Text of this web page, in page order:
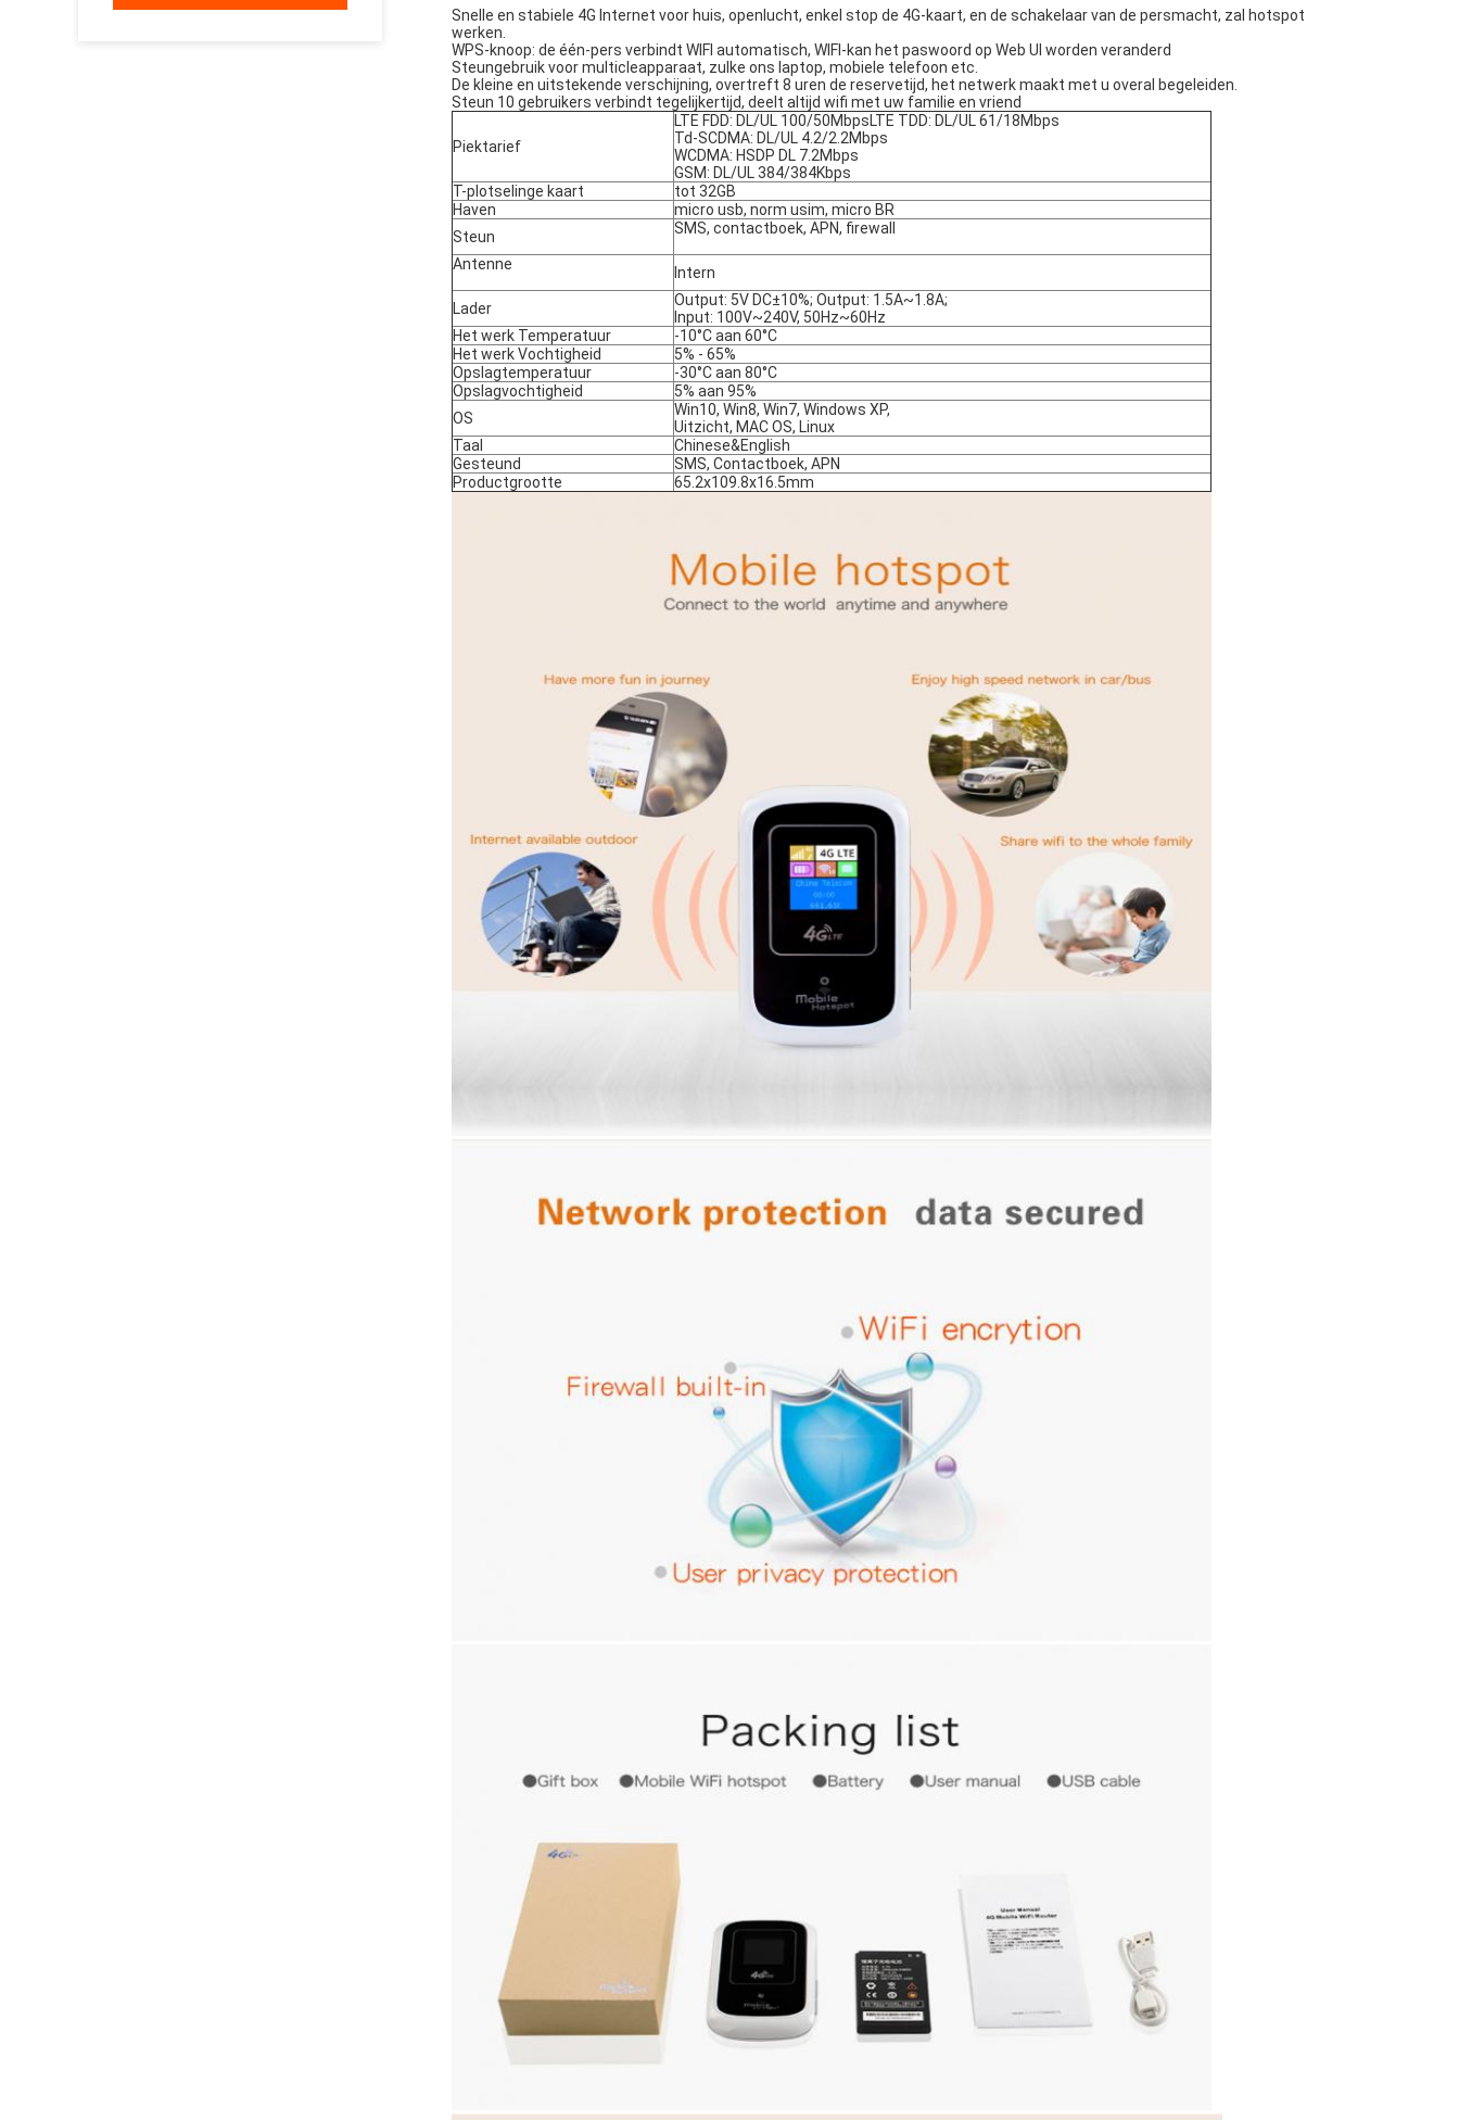
Snelle en stabiele 4G Internet voor huis, openlucht, enkel stop de 4G-kaart, en de schakelaar van de persmacht, zal hotspot
werken.
WPS-knoop: de één-pers verbindt WIFI automatisch, WIFI-kan het paswoord op Web UI worden veranderd
Steungebruik voor multicleapparaat, zulke ons laptop, mobiele telefoon etc.
De kleine en uitstekende verschijning, overtreft 8 uren de reservetijd, het netwerk maakt met u overal begeleiden.
Steun 10 gebruikers verbindt tegelijkertijd, deelt altijd wifi met uw familie en vriend
Piektarief
LTE FDD: DL/UL 100/50MbpsLTE TDD: DL/UL 61/18Mbps
Td-SCDMA: DL/UL 4.2/2.2Mbps
WCDMA: HSDP DL 7.2Mbps
GSM: DL/UL 384/384Kbps
T-plotselinge kaart
tot 32GB
Haven
micro usb, norm usim, micro BR
Steun
SMS, contactboek, APN, firewall
Antenne Intern
Lader
Output: 5V DC±10%; Output: 1.5A~1.8A;
Input: 100V~240V, 50Hz~60Hz
Het werk Temperatuur
-10°C aan 60°C
Het werk Vochtigheid
5% - 65%
Opslagtemperatuur
-30°C aan 80°C
Opslagvochtigheid
5% aan 95%
OS
Win10, Win8, Win7, Windows XP,
Uitzicht, MAC OS, Linux
Taal
Chinese&English
Gesteund
SMS, Contactboek, APN
Productgrootte
65.2x109.8x16.5mm